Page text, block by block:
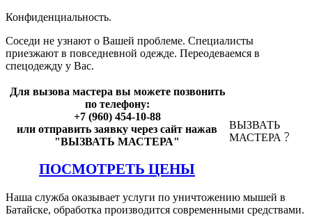
Конфиденциальность.
Соседи не узнают о Вашей проблеме. Специалисты
приезжают в повседневной одежде. Переодеваемся в
спецодежду у Вас.
Для вызова мастера вы можете позвонить
по телефону:
+7 (960) 454-10-88
или отправить заявку через сайт нажав
"ВЫЗВАТЬ МАСТЕРА"
ПОСМОТРЕТЬ ЦЕНЫ
ВЫЗВАТЬ
МАСТЕРА
Наша служба оказывает услуги по уничтожению мышей в
Батайске, обработка производится современными средствами.